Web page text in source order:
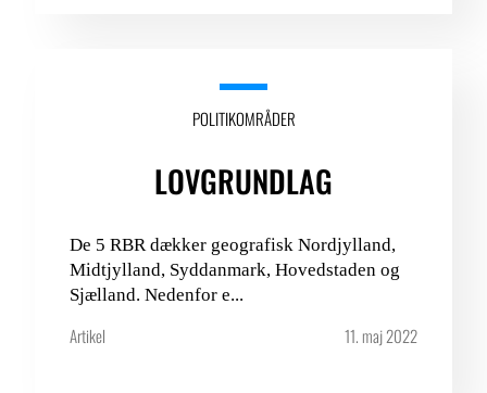
POLITIKOMRÅDER
LOVGRUNDLAG
De 5 RBR dækker geografisk Nordjylland,
Midtjylland, Syddanmark, Hovedstaden og
Sjælland. Nedenfor e...
Artikel 11. maj 2022